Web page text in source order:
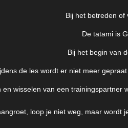
Bij het betreden
De tatami is
Bij het begin van
de les wordt er niet meer
en wisselen van een
loop je niet weg, maar wordt